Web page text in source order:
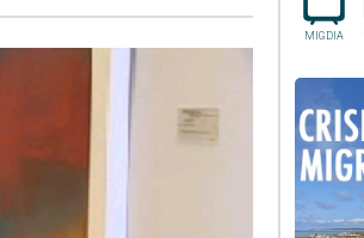
MIGDIA